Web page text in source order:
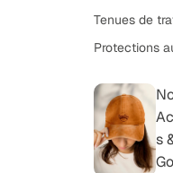
Tenues de
Protections
s